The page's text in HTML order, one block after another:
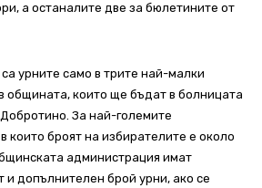
а останалите две за бюлетините от
урните само в трите най-малки
общината, които ще бъдат в болницата
За най-големите
които броят на избирателите е около
администрация имат
и допълнителен брой урни, ако се